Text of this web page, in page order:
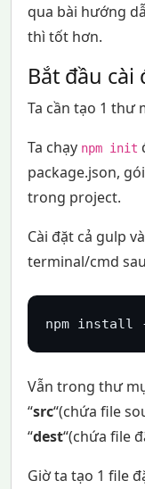
qua bài hướng
thì tốt hơn.
Bắt đầu cài
Ta cần tạo 1 thư
Ta chạy npm init
package.json,
trong project.
Cài đặt cả gulp
terminal/cmd
npm install
Vẫn trong thư
“src“(chứa file
“dest“(chứa file
Giờ ta tạo 1 file